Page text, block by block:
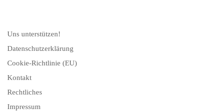
Uns unterstützen!
Datenschutzerklärung
Cookie-Richtlinie (EU)
Kontakt
Rechtliches
Impressum